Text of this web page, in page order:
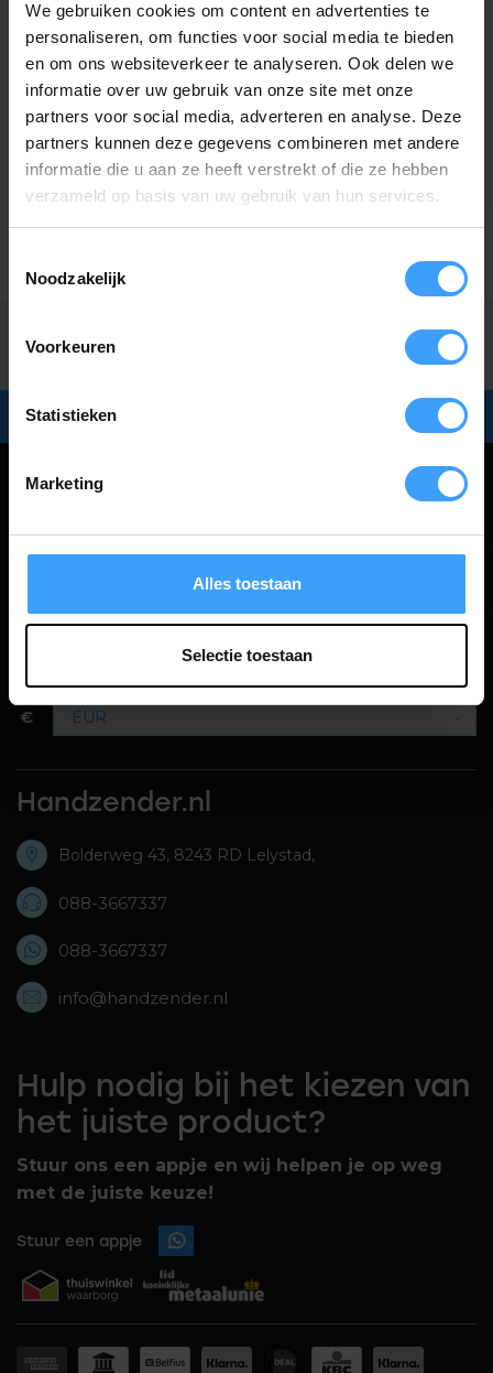
We gebruiken cookies om content en advertenties te
personaliseren, om functies voor social media te bieden
en om ons websiteverkeer te analyseren. Ook delen we
informatie over uw gebruik van onze site met onze
partners voor social media, adverteren en analyse. Deze
partners kunnen deze gegevens combineren met andere
informatie die u aan ze heeft verstrekt of die ze hebben
verzameld op basis van uw gebruik van hun services.
Noodzakelijk
Voorkeuren
Statistieken
Marketing
Alles toestaan
Selectie toestaan
NOVOFERM
Novoferm Novotron
502 Max 43-4 4-
kanaals handzender
Niet op voorraad
NOVOFERM
Novoferm Novotron
502 Max 43-2 2-
kanaals handzender
Niet op voorraad
56,95
Snel in huis: 2 werkdagen
€
Handzender.nl
Bolderweg 43, 8243 RD Lelystad,
088-3667337
088-3667337
info@handzender.nl
Hulp nodig bij het kiezen van
het juiste product?
Stuur ons een appje en wij helpen je op weg
met de juiste keuze!
Stuur een appje